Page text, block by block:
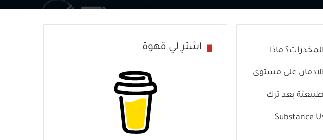
عند تعاطي المخدرات؟ ماذا
على مستوى
بعد ترك
اشترِ لي قهوة